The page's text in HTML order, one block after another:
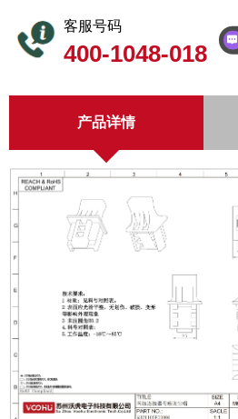
客服号码
400-1048-018
产品详情